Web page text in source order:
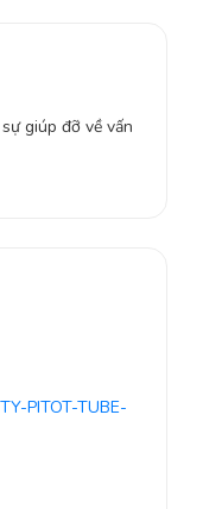
giúp đỡ về vấn
PITOT-TUBE-